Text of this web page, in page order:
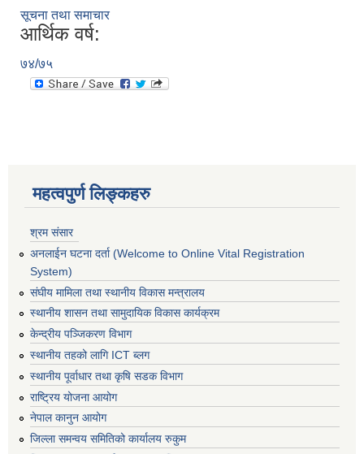
सूचना तथा समाचार
आर्थिक वर्ष:
७४/७५
महत्वपुर्ण लिङ्कहरु
श्रम संसार
अनलाईन घटना दर्ता (Welcome to Online Vital Registration
System)
संघीय मामिला तथा स्थानीय विकास मन्त्रालय
स्थानीय शासन तथा सामुदायिक विकास कार्यक्रम
केन्द्रीय पञ्जिकरण विभाग
स्थानीय तहको लागि ICT ब्लग
स्थानीय पूर्वाधार तथा कृषि सडक विभाग
राष्ट्रिय योजना आयोग
नेपाल कानुन आयोग
जिल्ला समन्वय समितिको कार्यालय रुकुम